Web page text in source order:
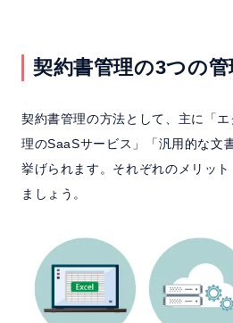
契約書管理の3つの
契約書管理の方法として、主に「
理のSaaSサービス」「汎用的な文
挙げられます。それぞれのメリッ
ましょう。